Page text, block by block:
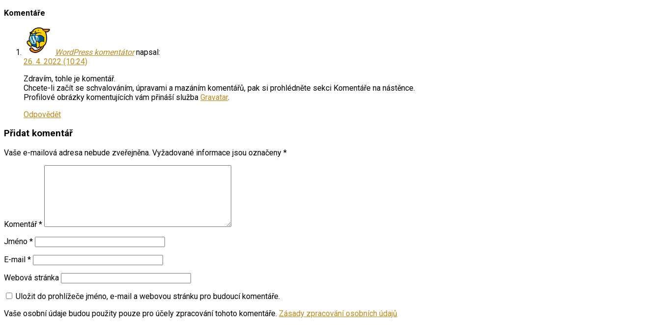
Komentáře
WordPress komentátor napsal:
26. 4. 2022 (10:24)
Zdravím, tohle je komentář.
Chcete-li začít se schvalováním, úpravami a mazáním komentářů, pak si prohlédněte sekci Komentáře na nástěnce.
Profilové obrázky komentujících vám přináší služba Gravatar.
Odpovědět
Přidat komentář
Vaše e-mailová adresa nebude zveřejněna. Vyžadované informace jsou označeny *
Komentář*
Jméno *
E-mail *
Webová stránka
Uložit do prohlížeče jméno, e-mail a webovou stránku pro budoucí komentáře.
Vaše osobní údaje budou použity pouze pro účely zpracování tohoto komentáře. Zásady zpracování osobních údajů